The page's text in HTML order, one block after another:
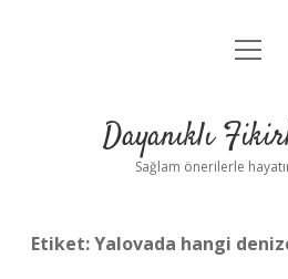
Anasayfa
Yasal
menüyü
Dayanıklı
Sağlam önerilerle
Etiket:Yalovada hangi